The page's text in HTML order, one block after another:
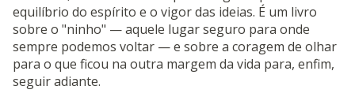
equilíbrio do espírito e o vigor das ideias. É um livro
sobre o "ninho" — aquele lugar seguro para onde
sempre podemos voltar — e sobre a coragem de olhar
para o que ficou na outra margem da vida para, enfim,
seguir adiante.